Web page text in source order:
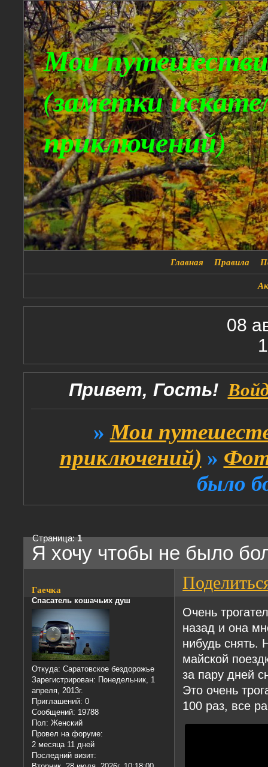
Мои
(заметки
приключений)
Главная Правила
08
Привет, Гость!
» Мои
приключений) »
было
Я хочу чтобы не было
Страница:1
Гаечка
Спасатель кошачьих душ
Откуда: Саратовское бездорожье
Зарегистрирован: Понедельник, 1
апреля, 2013г.
Приглашений: 0
Сообщений: 19788
Пол: Женский
Провел на форуме:
2 месяца 11 дней
Последний визит:
Очень
назад и она
нибудь снять.
майской
за пару дней
Это очень
100 раз, все